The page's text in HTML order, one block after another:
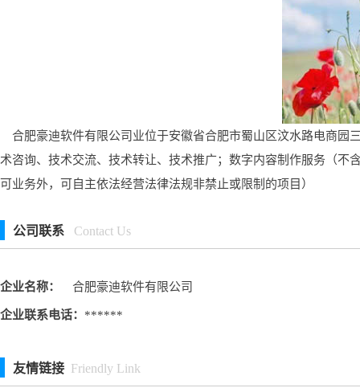
合肥豪迪软件有限公司业位于安徽省合肥市蜀山区汶水路电商园
术咨询、技术交流、技术转让、技术推广；数字内容制作服务（
可业务外，可自主依法经营法律法规非禁止或限制的项目）
公司联系 Contact Us
企业名称： 合肥豪迪软件有限公司
企业联系电话： ******
友情链接 Friendly Link